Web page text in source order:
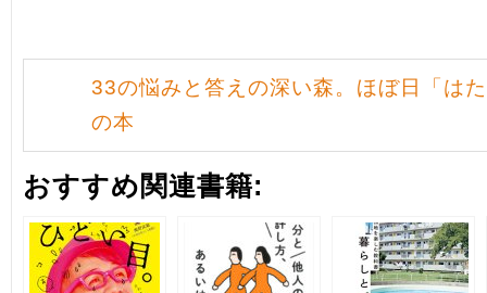
33の悩みと答えの深い森。ほぼ日「は
の本
おすすめ関連書籍: